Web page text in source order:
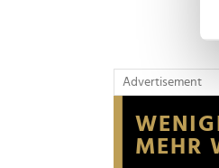
Advertisement